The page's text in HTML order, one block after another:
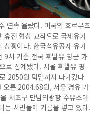
연속 올랐다. 미국의 호르무즈
휴전 협상 교착으로 국제유가
상황이다. 한국석유공사 유가
9시 기준 전국 휘발유 평균 가
로 집계됐다. 서울 휘발유 평
2050원 턱밑까지 다가갔다.
오른 2004.68원, 서울 경유 가
서초구 만남의광장 주유소에
는 시민들이 기름을 넣고 있다.